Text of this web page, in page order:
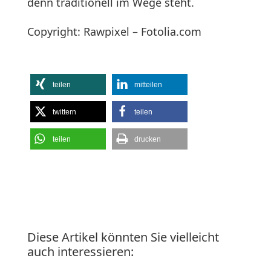
Copyright: Rawpixel – Fotolia.com
teilen mitteilen
twittern teilen
teilen drucken
Diese Artikel könnten Sie vielleicht
auch interessieren: